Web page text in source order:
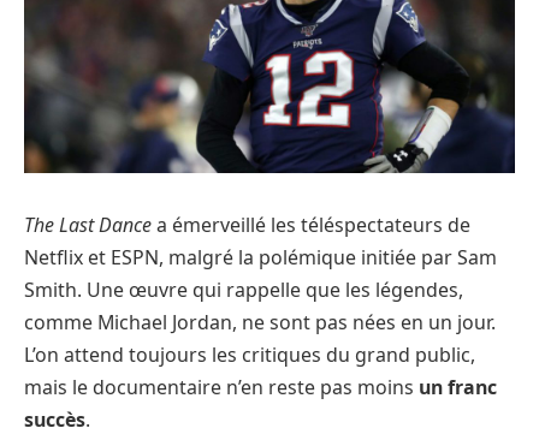
The Last Dancea émerveillé les téléspectateurs de
Netflix et ESPN, malgré la polémique initiée par Sam
Smith. Une œuvre qui rappelle que les légendes,
comme Michael Jordan, ne sont pas nées en un jour.
L’on attend toujours les critiques du grand public,
mais le documentaire n’en reste pas moins un franc
succès.